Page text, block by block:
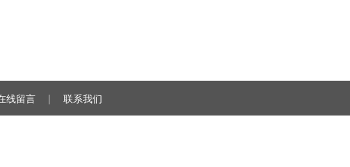
线留言 | 联系我们